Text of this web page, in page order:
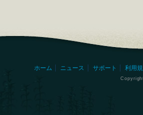
ホーム ニュース サポート 利用